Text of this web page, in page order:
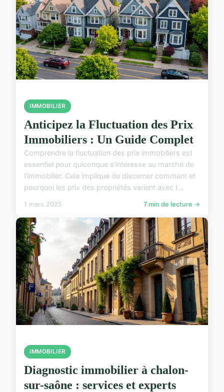
IMMOBILIER
Anticipez la Fluctuation des Prix
Immobiliers : Un Guide Complet
Comprendre la fluctuation des prix immobiliers est
essentiel pour quiconque s'intéresse au marché de
l'immobilier. Cela implique de discerner comment et
pourquoi les prix des propriétés varient avec l...
1 mars 2025 7 min de lecture →
IMMOBILIER
Diagnostic immobilier à chalon-
sur-saône : services et experts